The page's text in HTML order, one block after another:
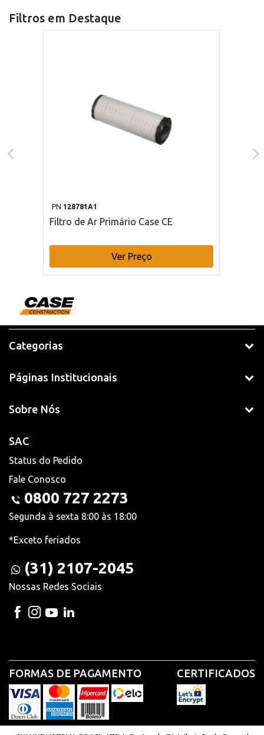
Filtros em Destaque
PN 128781A1
Filtro de Ar Primário Case CE
Ver Preço
Categorias
Páginas Institucionais
Sobre Nós
SAC
Status do Pedido
Fale Conosco
0800 727 2273
Segunda à sexta 8:00 às 18:00
*Exceto feriados
(31) 2107-2045
Nossas Redes Sociais
FORMAS DE PAGAMENTO CERTIFICADOS